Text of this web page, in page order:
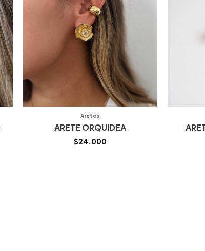
Aretes
ARETE ORQUIDEA
$24.000